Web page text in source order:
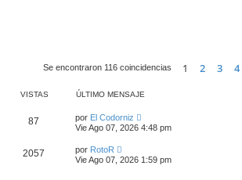
Se encontraron 116 coincidencias 1 2 3 4
VISTAS ÚLTIMO MENSAJE
87 por El Codorniz
Vie Ago 07, 2026 4:48 pm
2057 por RotoR
Vie Ago 07, 2026 1:59 pm